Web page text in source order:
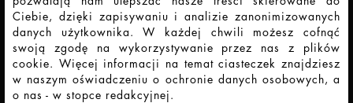
KONTAKT
ZOBACZ NASZE LOKALIZACJE
Ciebie, dzięki zapisywaniu i analizie zanonimizowanych
danych użytkownika. W każdej chwili możesz cofnąć
swoją zgodę na wykorzystywanie przez nas z plików
cookie. Więcej informacji na temat ciasteczek znajdziesz
w naszym oświadczeniu o ochronie danych osobowych, a
o nas - w stopce redakcyjnej.